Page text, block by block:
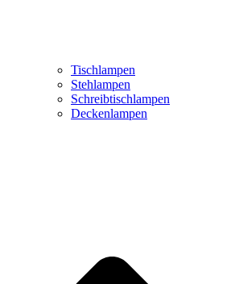
Tischlampen
Stehlampen
Schreibtischlampen
Deckenlampen